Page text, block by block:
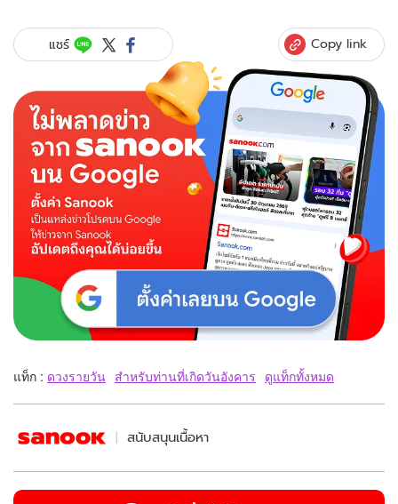
แชร์ Copy link
แท็ก : ดวงรายวัน สำหรับท่านที่เกิดวันอังคาร ดูแท็กทั้งหมด
สนับสนุนเนื้อหา